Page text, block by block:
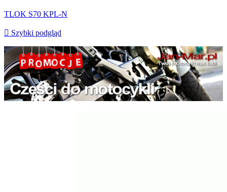
TLOK S70 KPL-N
 Szybki podgląd